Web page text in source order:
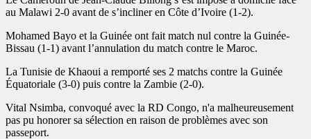
au Malawi 2-0 avant de s’incliner en Côte d’Ivoire (1-2).
Mohamed Bayo et la Guinée ont fait match nul contre la Guinée-
Bissau (1-1) avant l’annulation du match contre le Maroc.
La Tunisie de Khaoui a remporté ses 2 matchs contre la Guinée
Équatoriale (3-0) puis contre la Zambie (2-0).
Vital Nsimba, convoqué avec la RD Congo, n'a malheureusement
pas pu honorer sa sélection en raison de problèmes avec son
passeport.